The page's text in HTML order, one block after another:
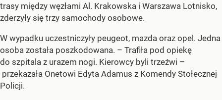
trasy między węzłami Al. Krakowska i Warszawa Lotnisko,
zderzyły się trzy samochody osobowe.
W wypadku uczestniczyły peugeot, mazda oraz opel. Jedna
osoba została poszkodowana. – Trafiła pod opiekę
do szpitala z urazem nogi. Kierowcy byli trzeźwi –
przekazała Onetowi Edyta Adamus z Komendy Stołecznej
Policji.